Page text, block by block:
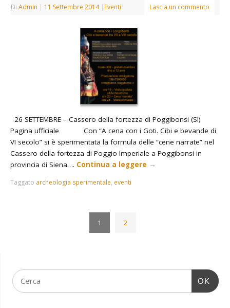
DiAdmin | 11 Settembre 2014 | Eventi Lascia un commento
26 SETTEMBRE – Cassero della fortezza di Poggibonsi (SI)
Pagina ufficiale Con “A cena con i Goti. Cibi e bevande di
VI secolo” si è sperimentata la formula delle “cene narrate” nel
Cassero della fortezza di Poggio Imperiale a Poggibonsi in
provincia di Siena…. Continua a leggere →
Taggato archeologia sperimentale, eventi
1 2
OK